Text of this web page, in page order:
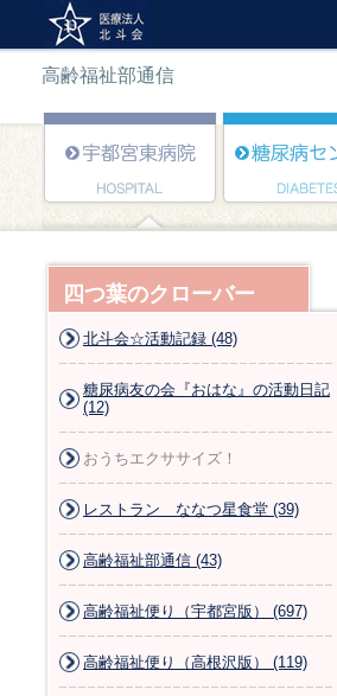
高齢福祉部通信
四つ葉のクローバー
北斗会☆活動記録 (48)
糖尿病友の会『おはな』の活動日記
(12)
おうちエクササイズ！
レストラン ななつ星食堂 (39)
高齢福祉部通信 (43)
高齢福祉便り（宇都宮版） (697)
高齢福祉便り（高根沢版） (119)